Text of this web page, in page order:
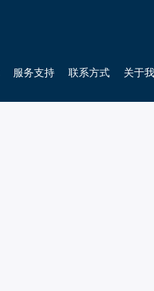
服务支持 联系方式 关于